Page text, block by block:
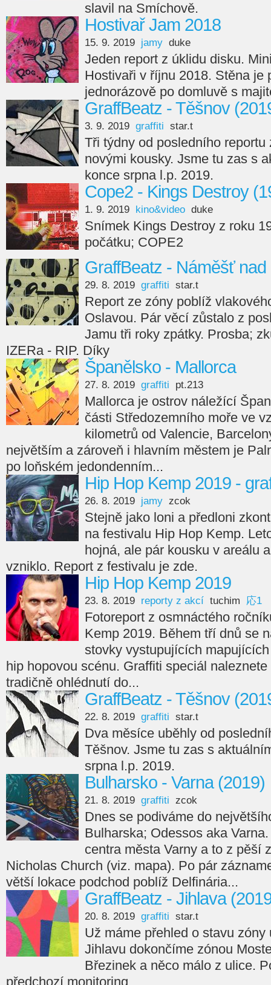
slavil na Smíchově.
Hostivař Jam 2018
15. 9. 2019 jamy duke
Jeden report z úklidu disku.
Hostivaři v říjnu 2018. Stěna je
jednorázově po domluvě s
GraffBeatz - Těšnov
3. 9. 2019 graffiti star.t
Tři týdny od posledního reportu
novými kousky. Jsme tu zas s
konce srpna l.p. 2019.
Cope2 - Kings Destroy
1. 9. 2019 kino&video duke
Snímek Kings Destroy z roku
počátku; COPE2
GraffBeatz - Náměšť
29. 8. 2019 graffiti star.t
Report ze zóny poblíž
Oslavou. Pár věcí zůstalo z
Jamu tři roky zpátky. Prosba;
IZERa - RIP. Díky
Španělsko - Mallorca
27. 8. 2019 graffiti pt.213
Mallorca je ostrov náležící
části Středozemního moře ve
kilometrů od Valencie,
největším a zároveň i hlavním městem je
po loňském jedondenním...
Hip Hop Kemp 2019 -
26. 8. 2019 jamy zcok
Stejně jako loni a předloni
na festivalu Hip Hop Kemp.
hojná, ale pár kousku v areálu
vzniklo. Report z festivalu je zde.
Hip Hop Kemp 2019
23. 8. 2019 reporty z akcí tuchim 応1
Fotoreport z osmnáctého
Kemp 2019. Během tří dnů se
stovky vystupujících
hip hopovou scénu. Graffiti speciál
tradičně ohlédnutí do...
GraffBeatz - Těšnov
22. 8. 2019 graffiti star.t
Dva měsíce uběhly od
Těšnov. Jsme tu zas s
srpna l.p. 2019.
Bulharsko - Varna (2019)
21. 8. 2019 graffiti zcok
Dnes se podiváme do
Bulharska; Odessos aka
centra města Varny a to z pěší
Nicholas Church (viz. mapa). Po pár
větší lokace podchod poblíž Delfinária...
GraffBeatz - Jihlava
20. 8. 2019 graffiti star.t
Už máme přehled o stavu
Jihlavu dokončíme zónou
Březinek a něco málo z ulice.
předchozí monitoring.